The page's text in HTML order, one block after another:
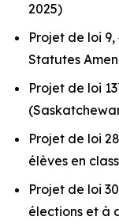
2025)
Projet de loi
Statutes
Projet de loi
Projet de loi
élèves en
Projet de loi
élections et à